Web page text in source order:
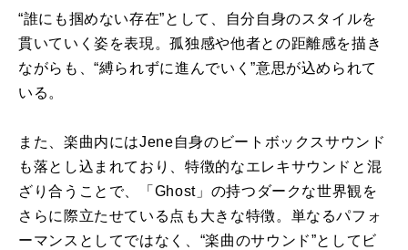
“誰にも掴めない存在”として、自分自身のスタイルを
貫いていく姿を表現。孤独感や他者との距離感を描き
ながらも、“縛られずに進んでいく”意思が込められて
いる。
また、楽曲内にはJene自身のビートボックスサウンド
も落とし込まれており、特徴的なエレキサウンドと混
ざり合うことで、「Ghost」の持つダークな世界観を
さらに際立たせている点も大きな特徴。単なるパフォ
ーマンスとしてではなく、“楽曲のサウンド”としてビ